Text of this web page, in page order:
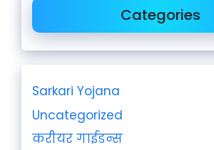
Categories
Sarkari Yojana
Uncategorized
करीयर गाईडन्स